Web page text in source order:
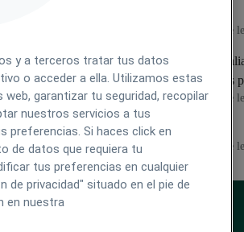
dentro de
del
de colegiado,
centro, podrá
min de
ventajas
5min de
min de
y a terceros tratar tus datos
o acceder a ella. Utilizamos estas
garantizar tu seguridad, recopilar
nuestros servicios a tus
preferencias. Si haces click en
de datos que requiera tu
tus preferencias en cualquier
de privacidad" situado en el pie de
en nuestra